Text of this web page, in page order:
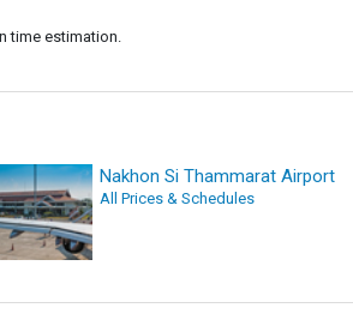
time estimation.
Nakhon Si Thammarat Airport
All Prices & Schedules